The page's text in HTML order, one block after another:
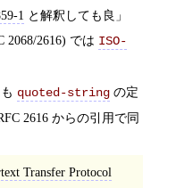
1 と解釈しても良」
2068/2616) では ISO-
quoted-string の定
2616 からの引用で同
Transfer Protocol